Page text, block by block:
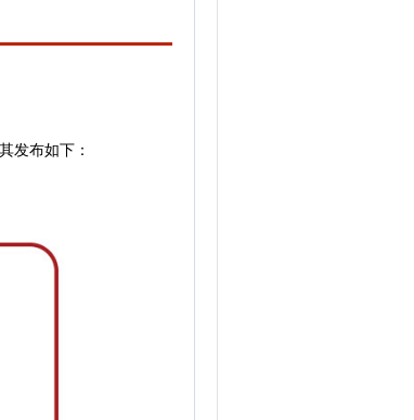
发布如下：